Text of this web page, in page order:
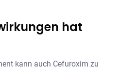
hat
kann auch Cefuroxim zu